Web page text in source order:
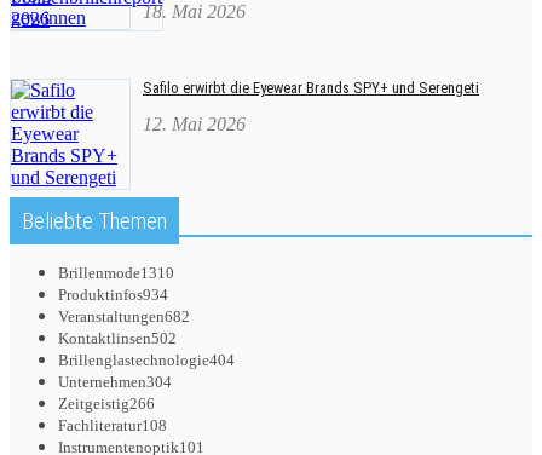
18. Mai 2026
Safilo erwirbt die Eyewear Brands SPY+ und Serengeti
12. Mai 2026
Beliebte Themen
Brillenmode1310
Produktinfos934
Veranstaltungen682
Kontaktlinsen502
Brillenglastechnologie404
Unternehmen304
Zeitgeistig266
Fachliteratur108
Instrumentenoptik101